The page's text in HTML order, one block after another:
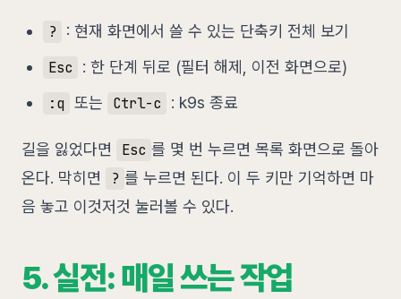
?
: 현재 화면에서 쓸 수 있는 단축키 전체 보기
Esc
: 한 단계 뒤로 (필터 해제, 이전 화면으로)
:q 또는 Ctrl-c : k9s 종료
길을 잃었다면 Esc 를 몇 번 누르면 목록 화면으로 돌아
온다. 막히면
? 를 누르면 된다. 이 두 키만 기억하면 마
음 놓고 이것저것 눌러볼 수 있다.
5. 실전: 매일 쓰는 작업